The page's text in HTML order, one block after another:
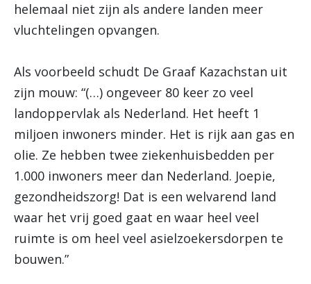
helemaal niet zijn als andere landen meer
vluchtelingen opvangen.
Als voorbeeld schudt De Graaf Kazachstan uit
zijn mouw: “(…) ongeveer 80 keer zo veel
landoppervlak als Nederland. Het heeft 1
miljoen inwoners minder. Het is rijk aan gas en
olie. Ze hebben twee ziekenhuisbedden per
1.000 inwoners meer dan Nederland. Joepie,
gezondheidszorg! Dat is een welvarend land
waar het vrij goed gaat en waar heel veel
ruimte is om heel veel asielzoekersdorpen te
bouwen.”